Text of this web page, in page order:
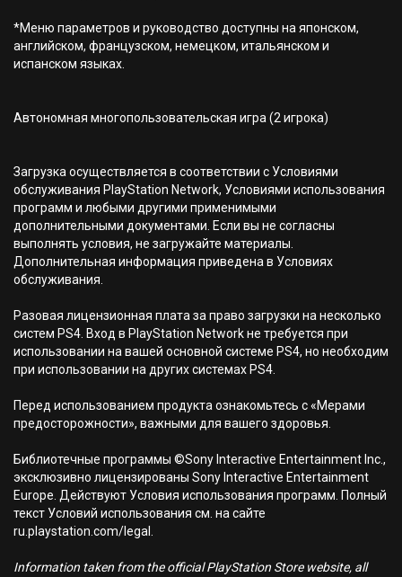
*Меню параметров и руководство доступны на японском,
английском, французском, немецком, итальянском и
испанском языках.
Автономная многопользовательская игра (2 игрока)
Загрузка осуществляется в соответствии с Условиями
обслуживания PlayStation Network, Условиями использования
программ и любыми другими применимыми
дополнительными документами. Если вы не согласны
выполнять условия, не загружайте материалы.
Дополнительная информация приведена в Условиях
обслуживания.
Разовая лицензионная плата за право загрузки на несколько
систем PS4. Вход в PlayStation Network не требуется при
использовании на вашей основной системе PS4, но необходим
при использовании на других системах PS4.
Перед использованием продукта ознакомьтесь с «Мерами
предосторожности», важными для вашего здоровья.
Библиотечные программы ©Sony Interactive Entertainment Inc.,
эксклюзивно лицензированы Sony Interactive Entertainment
Europe. Действуют Условия использования программ. Полный
текст Условий использования см. на сайте
ru.playstation.com/legal.
Information taken from the official PlayStation Store website, all